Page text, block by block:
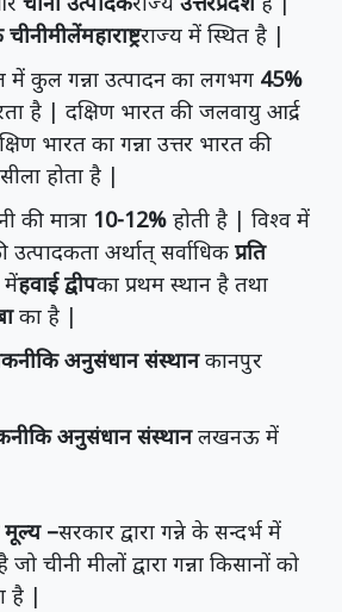
राज्य में स्थित है |
में कुल गन्ना उत्पादन का लगभग 45%
है | दक्षिण भारत की जलवायु आर्द्र
भारत का गन्ना उत्तर भारत की
होता है |
की मात्रा 10-12% होती है | विश्व में
उत्पादकता अर्थात् सर्वाधिक प्रति
मेंहवाई द्वीपका प्रथम स्थान है तथा
का है |
अनुसंधान संस्थानकानपुर
अनुसंधान संस्थानलखनऊ में
मूल्य –सरकार द्वारा गन्ने के सन्दर्भ में
चीनी मीलों द्वारा गन्ना किसानों को
है |